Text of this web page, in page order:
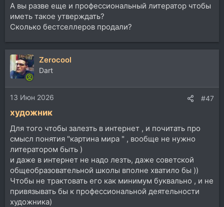
А вы разве еще и профессиональный литератор чтобы
иметь такое утверждать?
Сколько бестселлеров продали?
Zerocool
Dart
13 Июн 2026 #47
художник
Для того чтобы залезть в интернет , и почитать про
смысл понятия "картина мира " , вообще не нужно
литератором быть )
и даже в интернет не надо лезть, даже советской
общеобразовательной школы вполне хватило бы ))
Чтобы не трактовать его как минимум буквально , и не
привязывать бы к профессиональной деятельности
художника)